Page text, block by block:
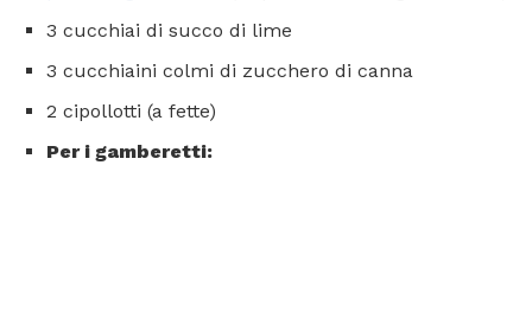
3 cucchiai di succo di lime
3 cucchiaini colmi di zucchero di canna
2 cipollotti (a fette)
Per i gamberetti: